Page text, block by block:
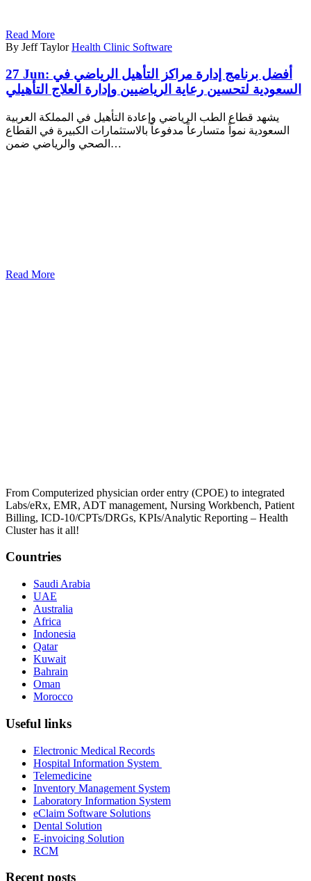
Read More
By Jeff Taylor Health Clinic Software
27 Jun: أفضل برنامج إدارة مراكز التأهيل الرياضي في
السعودية لتحسين رعاية الرياضيين وإدارة العلاج التأهيلي
يشهد قطاع الطب الرياضي وإعادة التأهيل في المملكة العربية
السعودية نمواً متسارعاً مدفوعاً بالاستثمارات الكبيرة في القطاع
الصحي والرياضي ضمن…
Read More
From Computerized physician order entry (CPOE) to integrated
Labs/eRx, EMR, ADT management, Nursing Workbench, Patient
Billing, ICD-10/CPTs/DRGs, KPIs/Analytic Reporting – Health
Cluster has it all!
Countries
Saudi Arabia
UAE
Australia
Africa
Indonesia
Qatar
Kuwait
Bahrain
Oman
Morocco
Useful links
Electronic Medical Records
Hospital Information System
Telemedicine
Inventory Management System
Laboratory Information System
eClaim Software Solutions
Dental Solution
E-invoicing Solution
RCM
Recent posts